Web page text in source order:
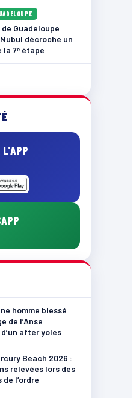
Guadeloupe
décroche un
la 7ᵉ étape
L'APP
homme blessé
de l’Anse
after yoles
Beach 2026 :
relevées lors des
l’ordre